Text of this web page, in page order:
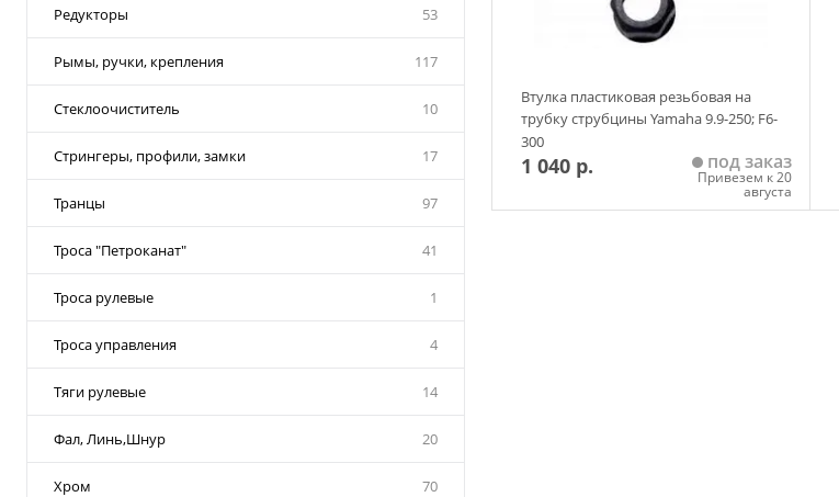
Редукторы 53
Рымы, ручки, крепления 117
Стеклоочиститель 10
Стрингеры, профили, замки 17
Транцы 97
Троса "Петроканат" 41
Троса рулевые 1
Троса управления 4
Тяги рулевые 14
Фал, Линь,Шнур 20
Хром 70
Втулка пластиковая резьбовая на
трубку струбцины Yamaha 9.9-250; F6-
300
1 040 р. под заказ
Привезем к 20
августа